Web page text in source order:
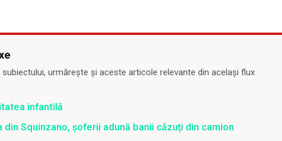
urmărește și aceste articole relevante din același flux
infantilă
Squinzano, șoferii adună banii căzuți din camion